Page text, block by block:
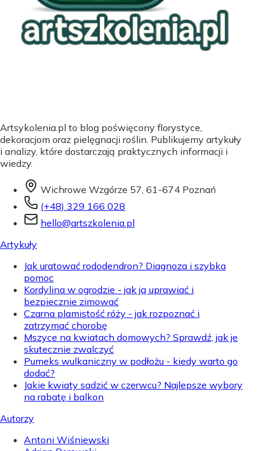
Artsykolenia.pl to blog poświęcony florystyce,
dekoracjom oraz pielęgnacji roślin. Publikujemy artykuły
i analizy, które dostarczają praktycznych informacji i
wiedzy.
Wichrowe Wzgórze 57, 61-674 Poznań
(+48) 329 166 028
hello@artszkolenia.pl
Artykuły
Jak uratować rododendron? Diagnoza i szybka
pomoc
Kordylina w ogrodzie - jak ją uprawiać i
bezpiecznie zimować
Czarna plamistość róży - jak rozpoznać i
zatrzymać chorobę
Mszyce na kwiatach domowych? Sprawdź, jak je
skutecznie zwalczyć
Pumeks wulkaniczny w podłożu - kiedy warto go
dodać?
Jakie kwiaty sadzić w czerwcu? Najlepsze wybory
na rabatę i balkon
Autorzy
Antoni Wiśniewski